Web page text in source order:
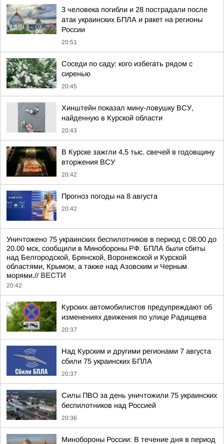
3 человека погибли и 28 пострадали после
атак украинских БПЛА и ракет на регионы
России
20:51
Соседи по саду: кого избегать рядом с
сиренью
20:45
Хинштейн показал мину-ловушку ВСУ,
найденную в Курской области
20:43
В Курске зажгли 4,5 тыс. свечей в годовщину
вторжения ВСУ
20:42
Прогноз погоды на 8 августа
20:42
Уничтожено 75 украинских беспилотников в период с 08:00 до
20.00 мск, сообщили в Минобороны РФ. БПЛА были сбиты
над Белгородской, Брянской, Воронежской и Курской
областями, Крымом, а также над Азовским и Черным
морями.// ВЕСТИ
20:42
Курских автомобилистов предупреждают об
изменениях движения по улице Радищева
20:37
Над Курским и другими регионами 7 августа
сбили 75 украинских БПЛА
20:37
Силы ПВО за день уничтожили 75 украинских
беспилотников над Россией
20:36
Минобороны России: В течение дня в период